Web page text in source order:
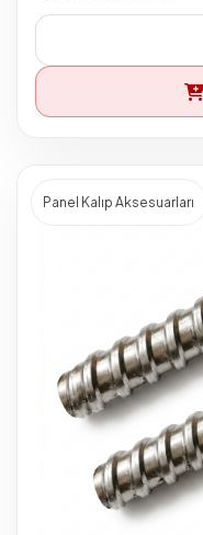
Panel Kalıp Aksesuarları